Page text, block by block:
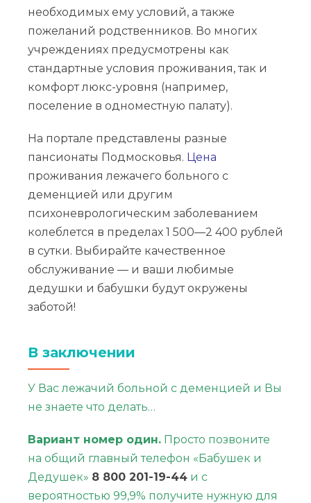
необходимых ему условий, а также
пожеланий родственников. Во многих
учреждениях предусмотрены как
стандартные условия проживания, так и
комфорт люкс-уровня (например,
поселение в одноместную палату).
На портале представлены разные
пансионаты Подмосковья. Цена
проживания лежачего больного с
деменцией или другим
психоневрологическим заболеванием
колеблется в пределах 1 500—2 400 рублей
в сутки. Выбирайте качественное
обслуживание — и ваши любимые
дедушки и бабушки будут окружены
заботой!
В заключении
У Вас лежачий больной с деменцией и Вы
не знаете что делать…
Вариант номер один. Просто позвоните
на общий главный телефон «Бабушек и
Дедушек» 8 800 201-19-44 и с
вероятностью 99,9% получите нужную для